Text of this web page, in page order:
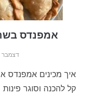
אמפנדס
דצמבר 20, 2022
איך מכינים אמפנדס
קל להכנה וסוגר פינות